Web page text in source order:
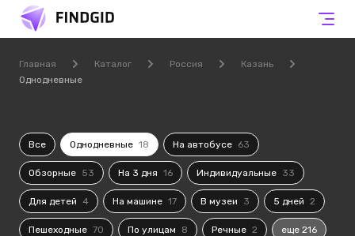
Главная Каталог Россия
Казань
Однодневные
Все Однодневные 18 На автобусе 63
Обзорные 53 На 3 дня 16 Индивидуальные 33
Для детей 4 На машине 17 В музеи 3 5 дней 2
Пешеходные 70 По улицам 8 Речные 2 еще 216